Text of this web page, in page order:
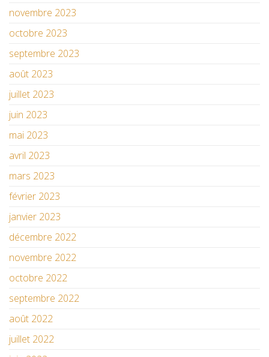
novembre 2023
octobre 2023
septembre 2023
août 2023
juillet 2023
juin 2023
mai 2023
avril 2023
mars 2023
février 2023
janvier 2023
décembre 2022
novembre 2022
octobre 2022
septembre 2022
août 2022
juillet 2022